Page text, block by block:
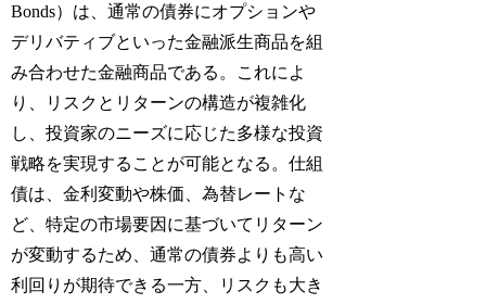
Bonds）は、通常の債券にオプションや
デリバティブといった金融派生商品を組
み合わせた金融商品である。これによ
り、リスクとリターンの構造が複雑化
し、投資家のニーズに応じた多様な投資
戦略を実現することが可能となる。仕組
債は、金利変動や株価、為替レートな
ど、特定の市場要因に基づいてリターン
が変動するため、通常の債券よりも高い
利回りが期待できる一方、リスクも大き